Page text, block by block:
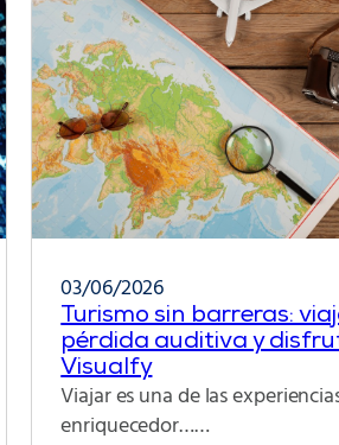
03/06/2026
Turismo sin barreras:
pérdida auditiva y
Visualfy
Viajar es una de las
enriquecedor……